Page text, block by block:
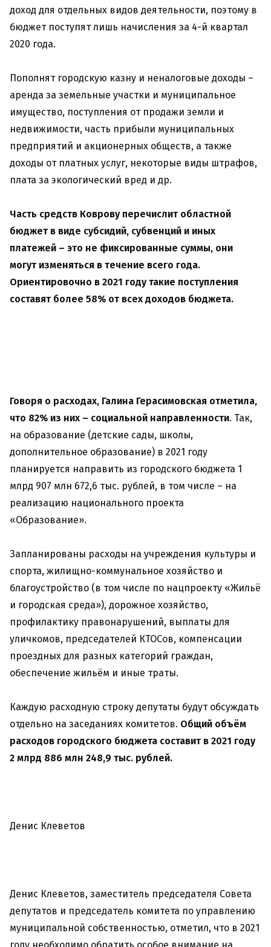
доход для отдельных видов деятельности, поэтому в
бюджет поступят лишь начисления за 4-й квартал
2020 года.
Пополнят городскую казну и неналоговые доходы –
аренда за земельные участки и муниципальное
имущество, поступления от продажи земли и
недвижимости, часть прибыли муниципальных
предприятий и акционерных обществ, а также
доходы от платных услуг, некоторые виды штрафов,
плата за экологический вред и др.
Часть средств Коврову перечислит областной
бюджет в виде субсидий, субвенций и иных
платежей – это не фиксированные суммы, они
могут изменяться в течение всего года.
Ориентировочно в 2021 году такие поступления
составят более 58% от всех доходов бюджета.
Говоря о расходах, Галина Герасимовская отметила,
что 82% из них – социальной направленности. Так,
на образование (детские сады, школы,
дополнительное образование) в 2021 году
планируется направить из городского бюджета 1
млрд 907 млн 672,6 тыс. рублей, в том числе – на
реализацию национального проекта
«Образование».
Запланированы расходы на учреждения культуры и
спорта, жилищно-коммунальное хозяйство и
благоустройство (в том числе по нацпроекту «Жильё
и городская среда»), дорожное хозяйство,
профилактику правонарушений, выплаты для
уличкомов, председателей КТОСов, компенсации
проездных для разных категорий граждан,
обеспечение жильём и иные траты.
Каждую расходную строку депутаты будут обсуждать
отдельно на заседаниях комитетов. Общий объём
расходов городского бюджета составит в 2021 году
2 млрд 886 млн 248,9 тыс. рублей.
Денис Клеветов
Денис Клеветов, заместитель председателя Совета
депутатов и председатель комитета по управлению
муниципальной собственностью, отметил, что в 2021